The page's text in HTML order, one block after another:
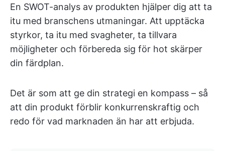
En SWOT-analys av produkten hjälper dig att ta
itu med branschens utmaningar. Att upptäcka
styrkor, ta itu med svagheter, ta tillvara
möjligheter och förbereda sig för hot skärper
din färdplan.
Det är som att ge din strategi en kompass – så
att din produkt förblir konkurrenskraftig och
redo för vad marknaden än har att erbjuda.